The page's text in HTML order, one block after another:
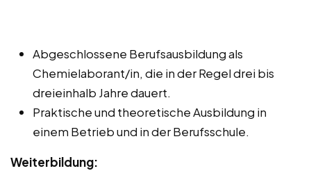
Abgeschlossene Berufsausbildung als
Chemielaborant/in, die in der Regel drei bis
dreieinhalb Jahre dauert.
Praktische und theoretische Ausbildung in
einem Betrieb und in der Berufsschule.
Weiterbildung: